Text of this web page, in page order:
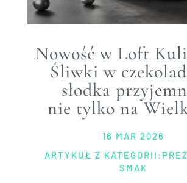
Nowość w Loft
Śliwki w
słodka
nie tylko na
16 MAR 2026
ARTYKUŁ Z KATEGORII:
SMAK